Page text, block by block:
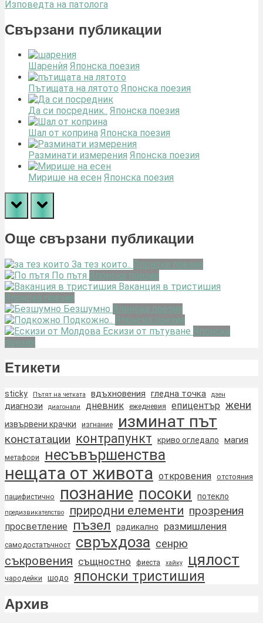
Post:
Next
Изповедта на патолога
Свързани публикации
Шаренѝя Японска поезия
Пътищата на лятото Японска поезия
Да си посредник.. Японска поезия
Шал от коприна Японска поезия
Разминати измерения Японска поезия
Мирише на есен Японска поезия
prev next
Още свързани публикации
За тез които.. Японска поезия
По пътя Японска поезия
Ваканция в тристишия
Японска поезия
Безшумно Японска поезия
Подкожно.. Японска поезия
Ескизи от пътуване Японска
поезия
Етикети
sticky Пътят на четката вдъхновения гледна точка дзен
диагнози диагонали дневник ежедневия епицентър жени
извървени крачки изгнание изминат път
констатации контрапункт криво огледало магия
метафори несъвършенства
нещата от живота откровения отстояния
пацифистично познание посоки потекло
предизвикателство природни елементи прозрения
просветление пъзел радикално размишления
самодостатъчност свръхдоза сенрю
съкровения същностно фиеста хайку цялост
чародейки шодо
японски тристишия
Архив